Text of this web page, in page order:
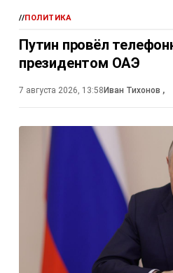
//ПОЛИТИКА
Путин провёл
президентом ОАЭ
7 августа 2026, 13:58 Иван Тихонов ,